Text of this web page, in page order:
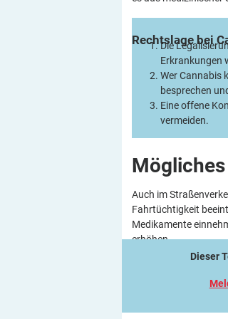
Rechtslage bei
Die
Erkrankungen
Wer Cannabis
besprechen
Eine offene
vermeiden.
Auch im
Fahrtüchtigkeit
Medikamente
erhöhen.
Dieser